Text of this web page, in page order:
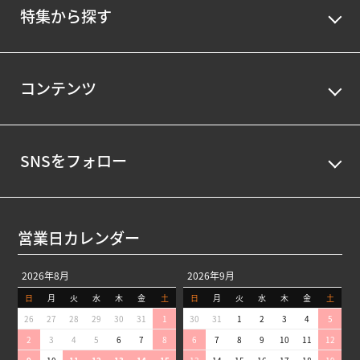
特集から探す
コンテンツ
SNSをフォロー
営業日カレンダー
2026年8月
日 月 火 水 木 金
土
26
27 28 29 30 31
1
2
3 4 5 6 7
8
2026年9月
日 月 火 水 木 金
土
30
31 1 2 3 4
5
6
7 8 9 10 11
12